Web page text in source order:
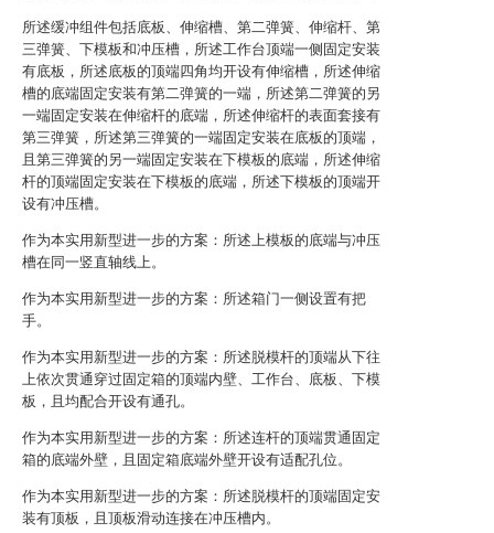
所述缓冲组件包括底板、伸缩槽、第二弹簧、伸缩杆、第
三弹簧、下模板和冲压槽，所述工作台顶端一侧固定安装
有底板，所述底板的顶端四角均开设有伸缩槽，所述伸缩
槽的底端固定安装有第二弹簧的一端，所述第二弹簧的另
一端固定安装在伸缩杆的底端，所述伸缩杆的表面套接有
第三弹簧，所述第三弹簧的一端固定安装在底板的顶端，
且第三弹簧的另一端固定安装在下模板的底端，所述伸缩
杆的顶端固定安装在下模板的底端，所述下模板的顶端开
设有冲压槽。
作为本实用新型进一步的方案：所述上模板的底端与冲压
槽在同一竖直轴线上。
作为本实用新型进一步的方案：所述箱门一侧设置有把
手。
作为本实用新型进一步的方案：所述脱模杆的顶端从下往
上依次贯通穿过固定箱的顶端内壁、工作台、底板、下模
板，且均配合开设有通孔。
作为本实用新型进一步的方案：所述连杆的顶端贯通固定
箱的底端外壁，且固定箱底端外壁开设有适配孔位。
作为本实用新型进一步的方案：所述脱模杆的顶端固定安
装有顶板，且顶板滑动连接在冲压槽内。